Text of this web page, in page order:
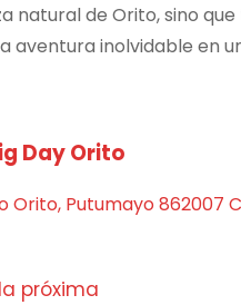
natural de Orito, sino
inolvidable en
Day Orito
Orito, Putumayo 862007
próxima